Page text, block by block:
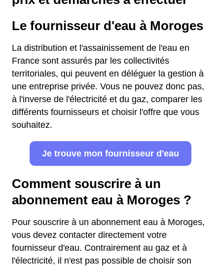
Le fournisseur d'eau à Moroges
La distribution et l'assainissement de l'eau en
France sont assurés par les collectivités
territoriales, qui peuvent en déléguer la gestion à
une entreprise privée. Vous ne pouvez donc pas,
à l'inverse de l'électricité et du gaz, comparer les
différents fournisseurs et choisir l'offre que vous
souhaitez.
Je trouve mon fournisseur d'eau
Comment souscrire à un
abonnement eau à Moroges ?
Pour souscrire à un abonnement eau à Moroges,
vous devez contacter directement votre
fournisseur d'eau. Contrairement au gaz et à
l'électricité, il n'est pas possible de choisir son